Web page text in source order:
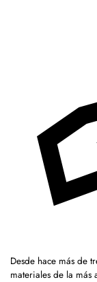
Desde hace más de
materiales de la más